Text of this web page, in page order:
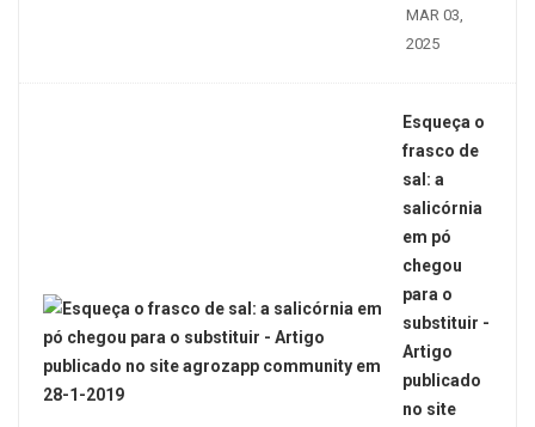
MAR 03,
2025
Esqueça o
frasco de
sal: a
salicórnia
em pó
chegou
para o
substituir -
Artigo
publicado
no site